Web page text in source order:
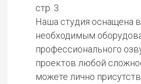
стр. 3.
Наша студия оснащена
необходимым
профессионального
проектов любой
можете лично